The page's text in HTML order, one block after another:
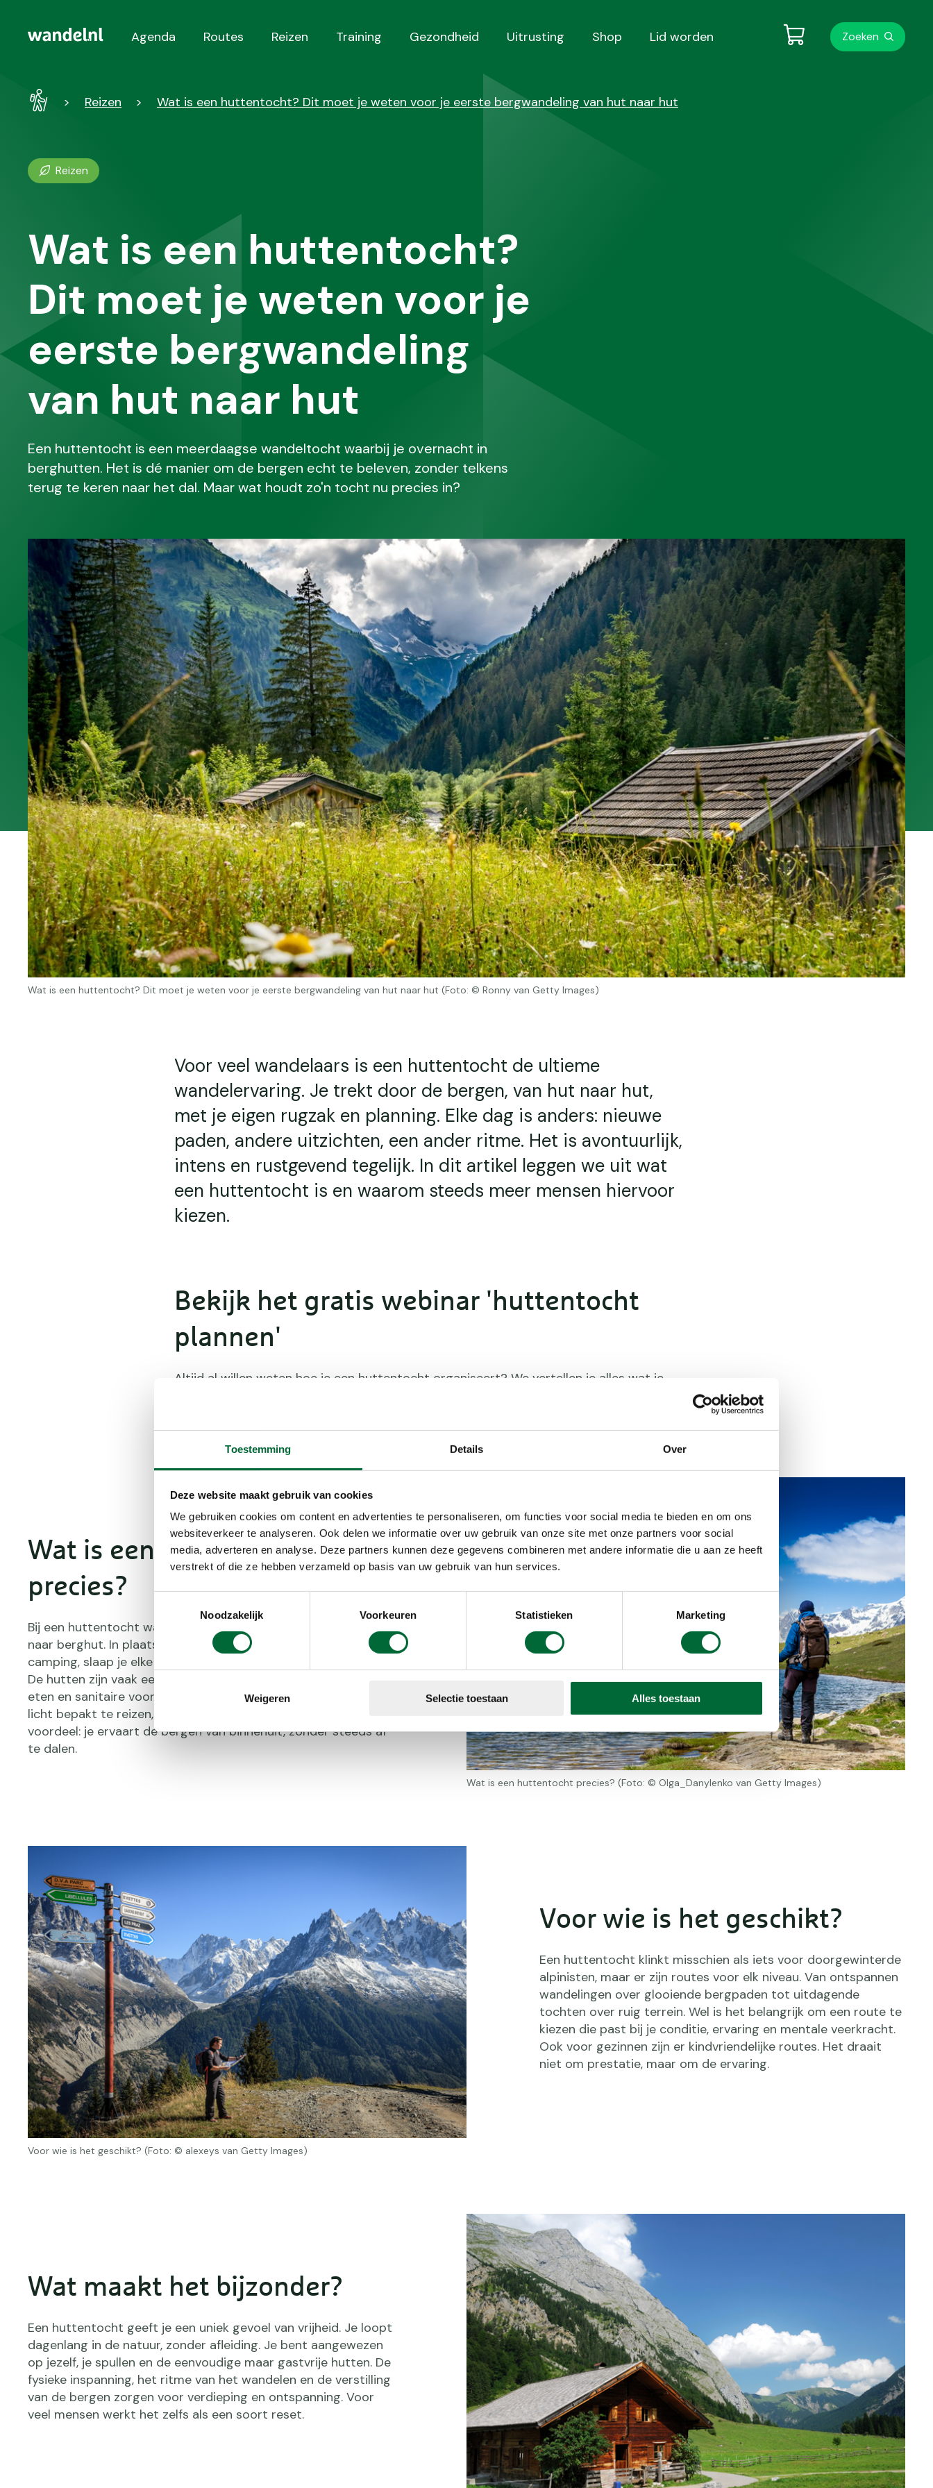
Toestemming Details Over
Deze website maakt gebruik van cookies
We gebruiken cookies om content en advertenties te personaliseren, om functies voor social media te bieden en om ons
websiteverkeer te analyseren. Ook delen we informatie over uw gebruik van onze site met onze partners voor social
media, adverteren en analyse. Deze partners kunnen deze gegevens combineren met andere informatie die u aan ze heeft
verstrekt of die ze hebben verzameld op basis van uw gebruik van hun services.
Noodzakelijk
Voorkeuren Statistieken Marketing
Weigeren Selectie toestaan Alles toestaan
Hoofdnavigatie
Agenda Routes Reizen Training Gezondheid Uitrusting Shop Lid worden Zoeken
WandelReizen Wat is een huttentocht? Dit moet je weten voor je eerste bergwandeling van hut naar hut
Reizen
Wat is een huttentocht?
Dit moet je weten voor je
eerste bergwandeling
van hut naar hut
Een huttentocht is een meerdaagse wandeltocht waarbij je overnacht in
berghutten. Het is dé manier om de bergen echt te beleven, zonder telkens
terug te keren naar het dal. Maar wat houdt zo'n tocht nu precies in?
Wat is een huttentocht? Dit moet je weten voor je eerste bergwandeling van hut naar hut (Foto: © Ronny van Getty Images)
Voor veel wandelaars is een huttentocht de ultieme
wandelervaring. Je trekt door de bergen, van hut naar hut,
met je eigen rugzak en planning. Elke dag is anders: nieuwe
paden, andere uitzichten, een ander ritme. Het is avontuurlijk,
intens en rustgevend tegelijk. In dit artikel leggen we uit wat
een huttentocht is en waarom steeds meer mensen hiervoor
kiezen.
Bekijk het gratis webinar 'huttentocht
plannen'
Altijd al willen weten hoe je een huttentocht organiseert? We vertellen je alles wat je
Wat is een huttentocht
precies?
Bij een huttentocht wandel je in meerdere dagen van berghut
naar berghut. In plaats van terug te keren naar een hotel of
camping, slaap je elke nacht in een andere hut langs je route.
De hutten zijn vaak eenvoudig ingericht maar bieden een bed,
eten en sanitaire voorzieningen. Dat maakt het mogelijk om
licht bepakt te reizen, zonder tent of kookgerei. Het grote
voordeel: je ervaart de bergen van binnenuit, zonder steeds af
te dalen.
Wat is een huttentocht precies? (Foto: © Olga_Danylenko van Getty Images)
Voor wie is het geschikt? (Foto: © alexeys van Getty Images)
Voor wie is het geschikt?
Een huttentocht klinkt misschien als iets voor doorgewinterde
alpinisten, maar er zijn routes voor elk niveau. Van ontspannen
wandelingen over glooiende bergpaden tot uitdagende
tochten over ruig terrein. Wel is het belangrijk om een route te
kiezen die past bij je conditie, ervaring en mentale veerkracht.
Ook voor gezinnen zijn er kindvriendelijke routes. Het draait
niet om prestatie, maar om de ervaring.
Wat maakt het bijzonder?
Een huttentocht geeft je een uniek gevoel van vrijheid. Je loopt
dagenlang in de natuur, zonder afleiding. Je bent aangewezen
op jezelf, je spullen en de eenvoudige maar gastvrije hutten. De
fysieke inspanning, het ritme van het wandelen en de verstilling
van de bergen zorgen voor verdieping en ontspanning. Voor
veel mensen werkt het zelfs als een soort reset.